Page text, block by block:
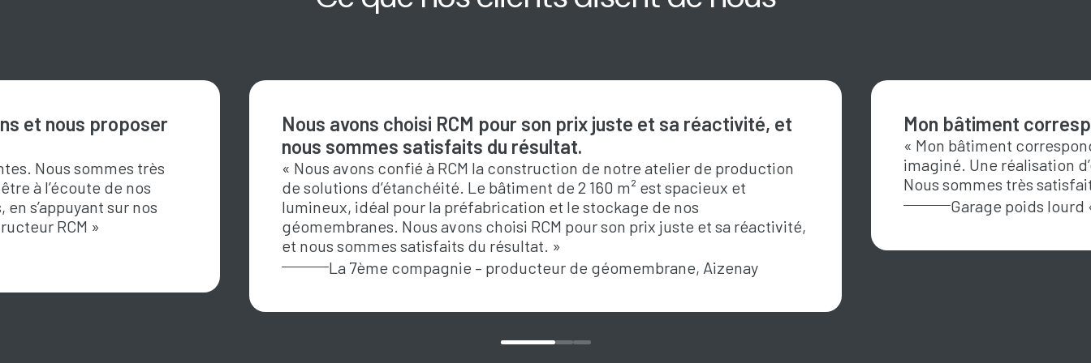
et nous proposer
Nous sommes très
à l’écoute de nos
s’appuyant sur nos
RCM »
Nous avons choisi RCM pour son prix juste et sa réactivité, et
nous sommes satisfaits du résultat.
« Nous avons confié à RCM la construction de notre atelier de production
de solutions d’étanchéité. Le bâtiment de 2 160 m² est spacieux et
lumineux, idéal pour la préfabrication et le stockage de nos
géomembranes. Nous avons choisi RCM pour son prix juste et sa réactivité,
et nous sommes satisfaits du résultat. »
La 7ème compagnie – producteur de géomembrane, Aizenay
Mon bâtiment
« Mon bâtiment
imaginé. Une réalisation
Nous sommes très
Garage poids lourd